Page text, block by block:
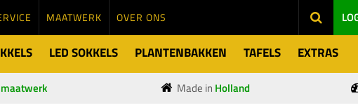
MAATWERK OVER ONS
LED SOKKELS PLANTENBAKKEN TAFELS EXTRAS
maatwerk Made in Holland